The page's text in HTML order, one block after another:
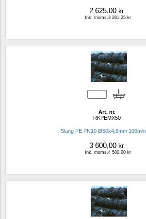
2 625,00 kr
Ink. moms.3 281,25 kr
Art. nr.
RKPEMX50
Slang PE PN10 Ø50x4,6mm 100m/
3 600,00 kr
Ink. moms.4 500,00 kr